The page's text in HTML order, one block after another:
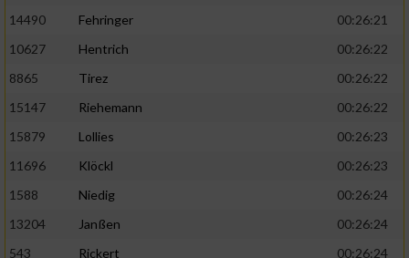
14490
Fehringer
00:26:21
10627
Hentrich
00:26:22
8865
Tirez
00:26:22
15147
Riehemann
00:26:22
15879
Lollies
00:26:23
11696
Klöckl
00:26:23
1588
Niedig
00:26:24
13204
Janßen
00:26:24
543
Rickert
00:26:24